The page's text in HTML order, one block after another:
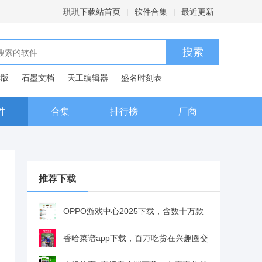
琪琪下载站首页 | 软件合集 | 最近更新
石墨文档 天工编辑器
盛名时刻表
合集 排行榜 厂商
推荐下载
OPPO游戏中心2025下载，含数十万款
游戏，免费下载还能领礼包v15.1.0 安卓版
香哈菜谱app下载，百万吃货在兴趣圈交